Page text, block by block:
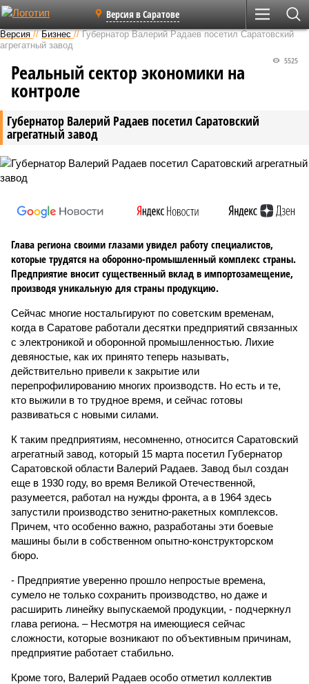
Версия в Саратове
Версия //Бизнес //Губернатор Валерий Радаев посетил Саратовский
агрегатный завод
Губернатор Валерий Радаев посетил Саратовский
агрегатный завод
5525
Реальный сектор экономики на
контроле
Глава региона своими глазами увидел работу специалистов,
которые трудятся на оборонно-промышленный комплекс страны.
Предприятие вносит существенный вклад в импортозамещение,
производя уникальную для страны продукцию.
Сейчас многие ностальгируют по советским временам,
когда в Саратове работали десятки предприятий связанных
с электроникой и оборонной промышленностью. Лихие
девяностые, как их принято теперь называть,
действительно привели к закрытие или
перепрофилированию многих производств. Но есть и те,
кто выжили в то трудное время, и сейчас готовы
развиваться с новыми силами.
К таким предприятиям, несомненно, относится Саратовский
агрегатный завод, который 15 марта посетил Губернатор
Саратовской области Валерий Радаев. Завод был создан
еще в 1930 году, во время Великой Отечественной,
разумеется, работал на нужды фронта, а в 1964 здесь
запустили производство зенитно-ракетных комплексов.
Причем, что особенно важно, разработаны эти боевые
машины были в собственном опытно-конструкторском
бюро.
- Предприятие уверенно прошло непростые времена,
сумело не только сохранить производство, но даже и
расширить линейку выпускаемой продукции, - подчеркнул
глава региона. – Несмотря на имеющиеся сейчас
сложности, которые возникают по объективным причинам,
предприятие работает стабильно.
Кроме того, Валерий Радаев особо отметил коллектив